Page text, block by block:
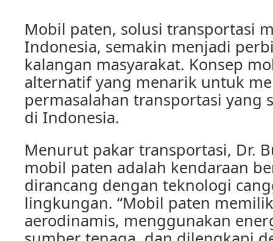
Mobil paten, solusi transportasi
Indonesia, semakin menjadi
kalangan masyarakat. Konsep
alternatif yang menarik untuk
permasalahan transportasi yang
di Indonesia.
Menurut pakar transportasi, Dr.
mobil paten adalah kendaraan
dirancang dengan teknologi
lingkungan. “Mobil paten
aerodinamis, menggunakan